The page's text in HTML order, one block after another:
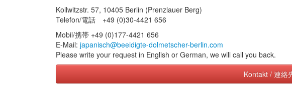
Kollwitzstr. 57, 10405 Berlin (Prenzlauer Berg)
Telefon/電話 +49 (0)30-4421 656
Mobil/携帯 +49 (0)177-4421 656
E-Mail: japanisch@beeidigte-dolmetscher-berlin.com
Please write your request in English or German, we will call you back.
Kontakt / 連絡